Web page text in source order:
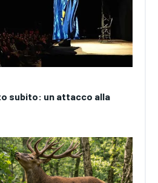
subito: un attacco alla